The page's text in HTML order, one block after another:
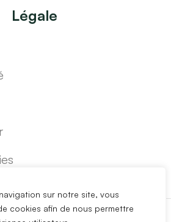
sur notre site, vous
cookies afin de nous permettre
Légale